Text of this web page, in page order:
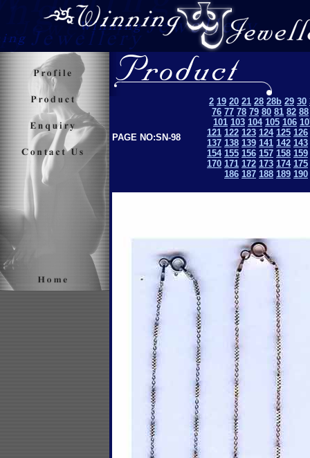
PAGE NO:SN-98
2 19 20 21 28 28b 29 30
76 77 78 79 80 81 82 88
101 103 104 105 106
121 122 123 124 125 126
137 138 139 141 142 143
154 155 156 157 158 159
170 171 172 173 174 175
186 187 188 189 190